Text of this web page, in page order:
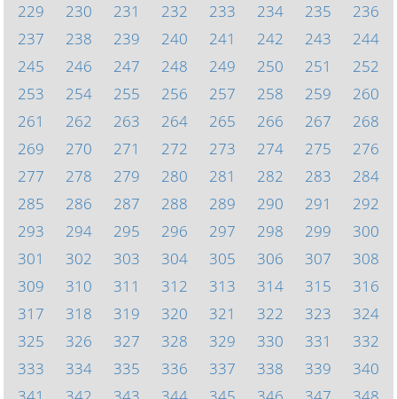
229
230 231 232 233 234 235
236
237
238 239 240 241 242 243
244
245
246 247 248 249 250 251
252
253
254 255 256 257 258 259
260
261
262 263 264 265 266 267
268
269
270 271 272 273 274 275
276
277
278 279 280 281 282 283
284
285
286 287 288 289 290 291
292
293
294 295 296 297 298 299
300
301
302 303 304 305 306 307
308
309
310 311 312 313 314 315
316
317
318 319 320 321 322 323
324
325
326 327 328 329 330 331
332
333
334 335 336 337 338 339
340